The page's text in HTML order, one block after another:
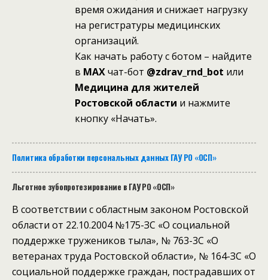
время ожидания и снижает нагрузку
на регистратуры медицинских
организаций.
Как начать работу с ботом – найдите
в MAXчат-бот @zdrav_rnd_bot или
Медицина для жителей
Ростовской области и нажмите
кнопку «Начать».
Политика обработки персональных данных ГАУ РО «ОСП»
Льготное зубопротезирование в ГАУ РО «ОСП»
В соответствии с областным законом Ростовской
области от 22.10.2004 №175-ЗС «О социальной
поддержке тружеников тыла», № 763-3C «О
ветеранах труда Ростовской области», № 164-ЗС «О
социальной поддержке граждан, пострадавших от